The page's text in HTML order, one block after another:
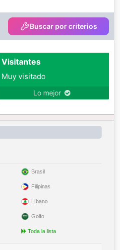
Buscar por criterios
Visitantes
Muy visitado
Lo mejor
Brasil
Filipinas
Líbano
Golfo
Toda la lista